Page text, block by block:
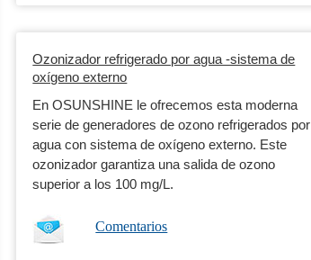
Ozonizador refrigerado por agua -sistema de
oxígeno externo
En OSUNSHINE le ofrecemos esta moderna
serie de generadores de ozono refrigerados por
agua con sistema de oxígeno externo. Este
ozonizador garantiza una salida de ozono
superior a los 100 mg/L.
Comentarios